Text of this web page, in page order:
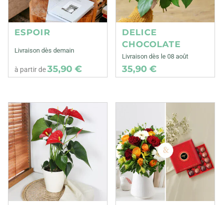
ESPOIR
Livraison dès demain
à partir de35,90 €
DELICE
CHOCOLATE
Livraison dès le 08 août
35,90 €